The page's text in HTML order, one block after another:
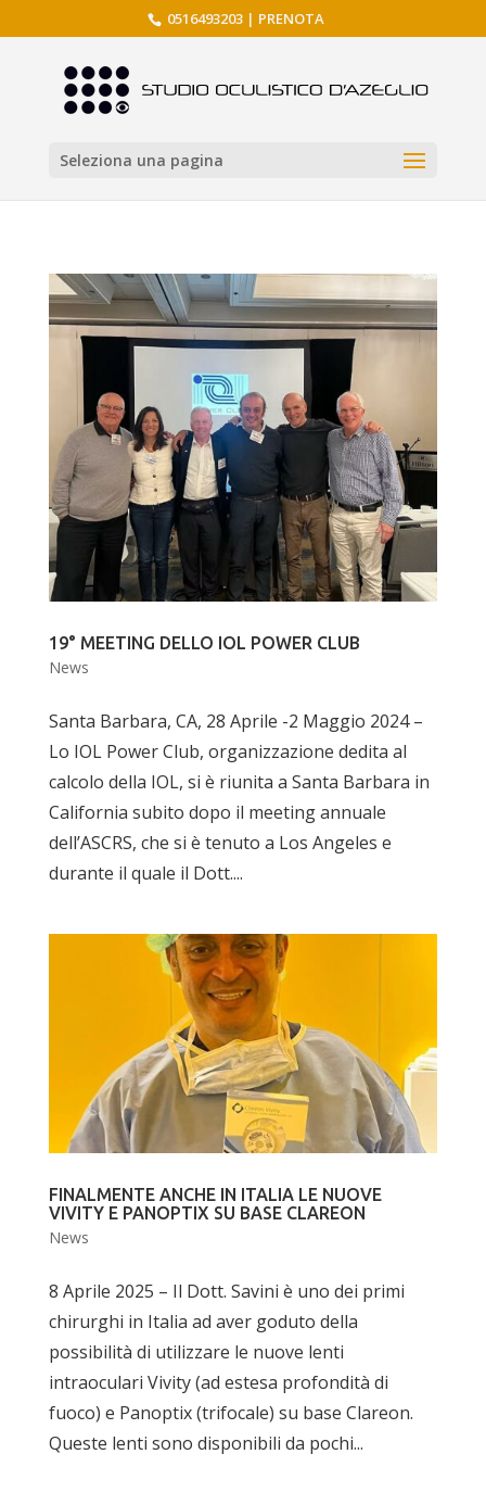
0516493203| PRENOTA
Seleziona una pagina
19° MEETING DELLO IOL POWER CLUB
News
Santa Barbara, CA, 28 Aprile -2 Maggio 2024 –
Lo IOL Power Club, organizzazione dedita al
calcolo della IOL, si è riunita a Santa Barbara in
California subito dopo il meeting annuale
dell’ASCRS, che si è tenuto a Los Angeles e
durante il quale il Dott....
FINALMENTE ANCHE IN ITALIA LE NUOVE
VIVITY E PANOPTIX SU BASE CLAREON
News
8 Aprile 2025 – Il Dott. Savini è uno dei primi
chirurghi in Italia ad aver goduto della
possibilità di utilizzare le nuove lenti
intraoculari Vivity (ad estesa profondità di
fuoco) e Panoptix (trifocale) su base Clareon.
Queste lenti sono disponibili da pochi...